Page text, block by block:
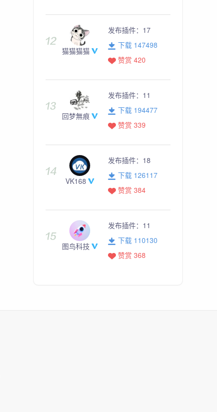
猫猫猫猫
发布插件： 17
下载 147498
赞赏 420
回梦無痕
发布插件： 11
下载 194477
赞赏 339
VK168
发布插件： 18
下载 126117
赞赏 384
图鸟科技
发布插件： 11
下载 110130
赞赏 368